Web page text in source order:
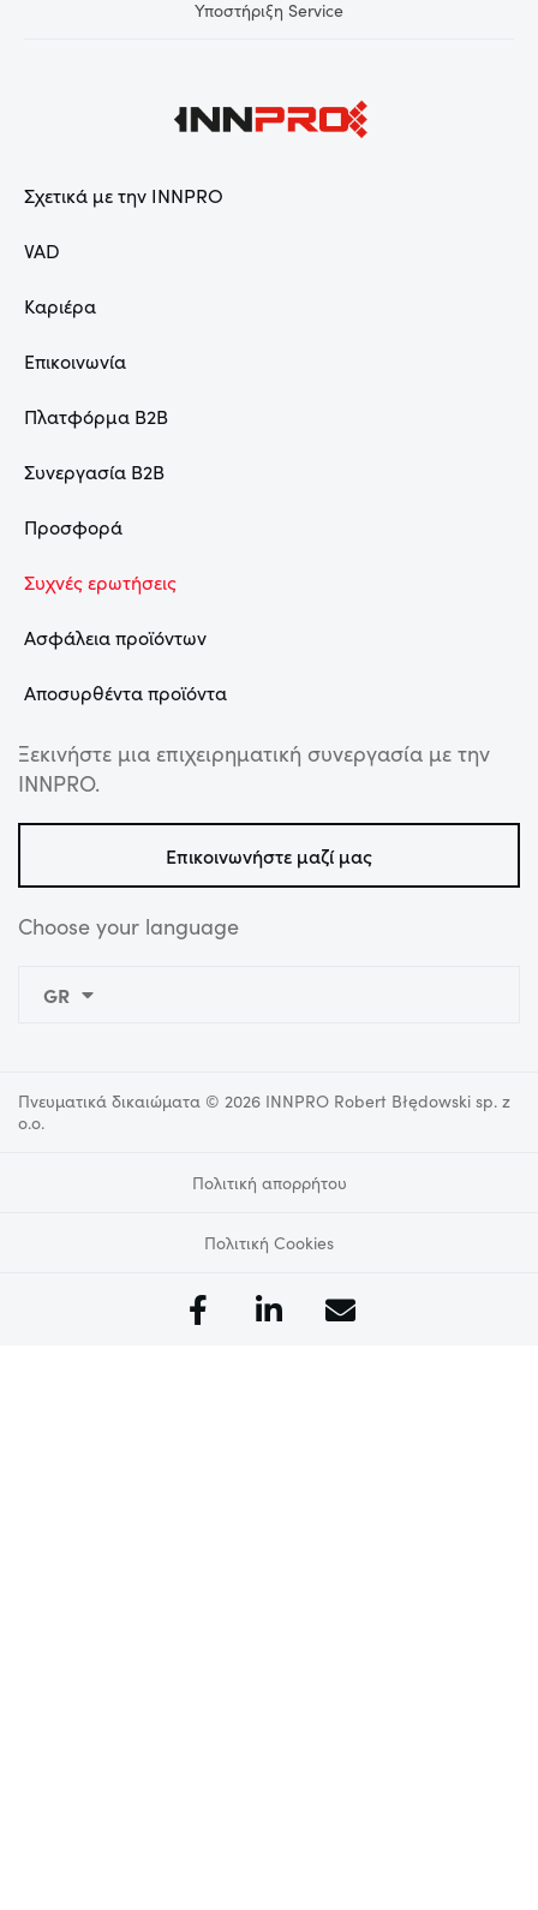
Υποστήριξη Service
Σχετικά με την INNPRO
VAD
Καριέρα
Επικοινωνία
Πλατφόρμα B2B
Συνεργασία B2B
Προσφορά
Συχνές ερωτήσεις
Ασφάλεια προϊόντων
Αποσυρθέντα προϊόντα
Ξεκινήστε μια επιχειρηματική συνεργασία με την
INNPRO.
Επικοινωνήστε μαζί μας
Choose your language
GR
Πνευματικά δικαιώματα © 2026 INNPRO Robert Błędowski sp. z
o.o.
Πολιτική απορρήτου
Πολιτική Cookies